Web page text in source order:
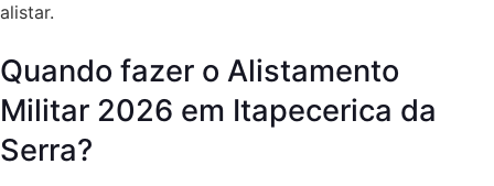
alistar.
Quando fazer o Alistamento
Militar 2026 em Itapecerica da
Serra?